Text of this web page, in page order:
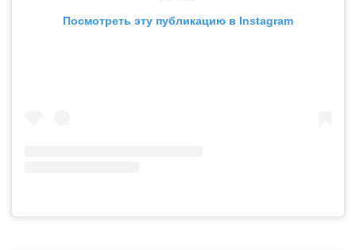
Посмотреть эту публикацию в Instagram